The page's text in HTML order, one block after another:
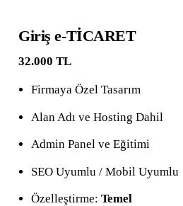
Giriş e-TİCARET
32.000 TL
Firmaya Özel Tasarım
Alan Adı ve Hosting Dahil
Admin Panel ve Eğitimi
SEO Uyumlu / Mobil Uyumlu
Özelleştirme: Temel